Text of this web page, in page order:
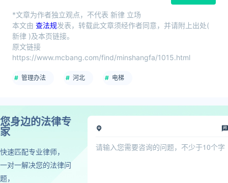
*文章为作者独立观点，不代表 新律 立场
本文由 查法规发表，转载此文章须经作者同意，并请附上出处(
新律 )及本页链接。
原文链接
https://www.mcbang.com/find/minshangfa/1015.html
管理办法 河北 电梯
您身边的法律专
家
快速匹配专业律师，
一对一解决您的法律问
题，